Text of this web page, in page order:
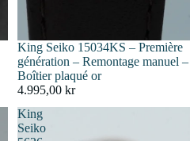
King Seiko 15034KS – Première
génération – Remontage manuel –
Boîtier plaqué or
4.995,00 kr
King
Seiko